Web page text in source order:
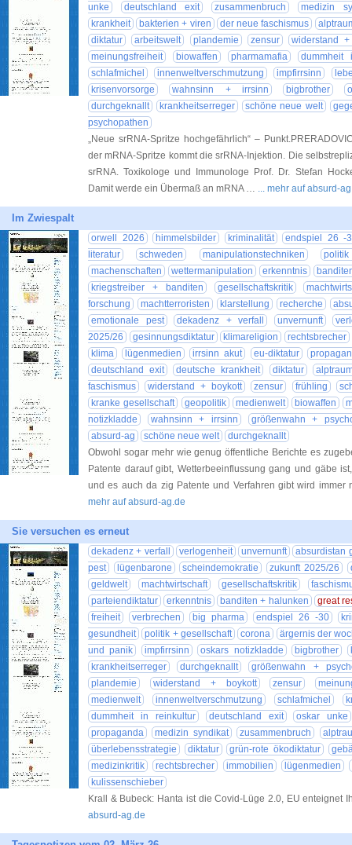
unke
deutschland exit zusammenbruch
medizin
krankheit
bakterien + viren der neue faschismus
diktatur
arbeitswelt plandemie zensur
widerstand
meinungsfreiheit
biowaffen pharmamafia
dummheit
schlafmichel
innenweltverschmutzung impfirrsinn
krisenvorsorge
wahnsinn + irrsinn bigbrother
durchgeknallt
krankheitserreger schöne neue welt
psychopathen
„Neue srRNA-Spritze hochgefährlich“ –
der mRNA-Spritze kommt die srRNA-Injektion. Die
srRNA. Toxikologe und Immunologe Prof. Dr. Stefan
Damit werde ein Übermaß an mRNA … ... mehr auf absurd-
Im Zwiespalt
orwell 2026 himmelsbilder kriminalität
endspiel 26 -
literatur
schweden manipulationstechniken
machenschaften
wettermanipulation erkenntnis
kriegstreiber + banditen
gesellschaftskritik
forschung
machtterroristen klarstellung recherche
emotionale pest
dekadenz + verfall unvernunft
2025/26
gesinnungsdiktatur klimareligion
rechtsbrecher
klima
lügenmedien irrsinn akut eu-diktatur
deutschland exit
deutsche krankheit diktatur
faschismus
widerstand + boykott zensur frühling
kranke gesellschaft
geopolitik medienwelt biowaffen
notizkladde
wahnsinn + irrsinn
größenwahn +
absurd-ag
schöne neue welt
durchgeknallt
Obwohl sogar mehr wie genug öffentliche Berichte es
Patente darauf gibt, Wetterbeeinflussung gang und gäbe
und es auch da zig Patente und Verfahren gibt wird
mehr auf absurd-ag.de
Sie versuchen es erneut
dekadenz + verfall verlogenheit unvernunft
absurdistan
pest
lügenbarone scheindemokratie zukunft 2025/26
geldwelt
machtwirtschaft gesellschaftskritik
parteiendiktatur
erkenntnis banditen + halunken
great
freiheit
verbrechen big pharma endspiel 26 -30
gesundheit
politik + gesellschaft corona
ärgernis der
und panik
impfirrsinn oskars notizkladde bigbrother
krankheitserreger
durchgeknallt
größenwahn +
plandemie
widerstand + boykott zensur
medienwelt
innenweltverschmutzung schlafmichel
dummheit in reinkultur
deutschland exit
oskar unke
propaganda
medizin syndikat zusammenbruch
überlebensstrategie
diktatur grün-rote ökodiktatur
medizinkritik
rechtsbrecher immobilien
lügenmedien
kulissenschieber
Krall & Bubeck: Hanta ist die Covid-Lüge 2.0, EU enteignet
absurd-ag.de